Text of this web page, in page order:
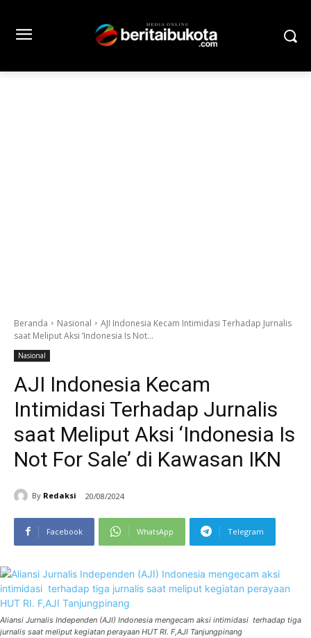
Beranda Nasional
AJI Indonesia Kecam Intimidasi Terhadap Jurnalis
saat Meliput Aksi ‘Indonesia Is Not...
Nasional
AJI Indonesia Kecam
Intimidasi Terhadap Jurnalis
saat Meliput Aksi ‘Indonesia Is
Not For Sale’ di Kawasan IKN
By Redaksi 20/08/2024
Facebook WhatsApp Telegram
Aliansi Jurnalis Independen (AJI) Indonesia mengecam aksi intimidasi terhadap tiga
jurnalis saat meliput kegiatan perayaan HUT RI. F,AJI Tanjungpinang